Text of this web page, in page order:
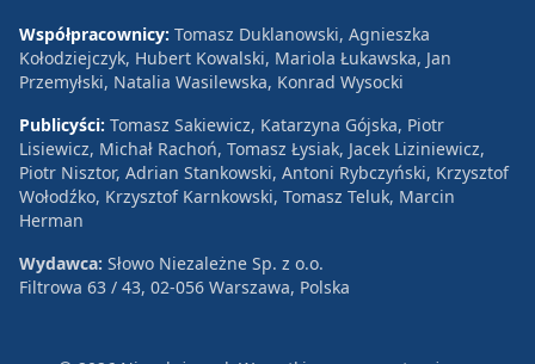
Współpracownicy: Tomasz Duklanowski, Agnieszka
Kołodziejczyk, Hubert Kowalski, Mariola Łukawska, Jan
Przemyłski, Natalia Wasilewska, Konrad Wysocki
Publicyści: Tomasz Sakiewicz, Katarzyna Gójska, Piotr
Lisiewicz, Michał Rachoń, Tomasz Łysiak, Jacek Liziniewicz,
Piotr Nisztor, Adrian Stankowski, Antoni Rybczyński, Krzysztof
Wołodźko, Krzysztof Karnkowski, Tomasz Teluk, Marcin
Herman
Wydawca: Słowo Niezależne Sp. z o.o.
Filtrowa 63 / 43, 02-056 Warszawa, Polska